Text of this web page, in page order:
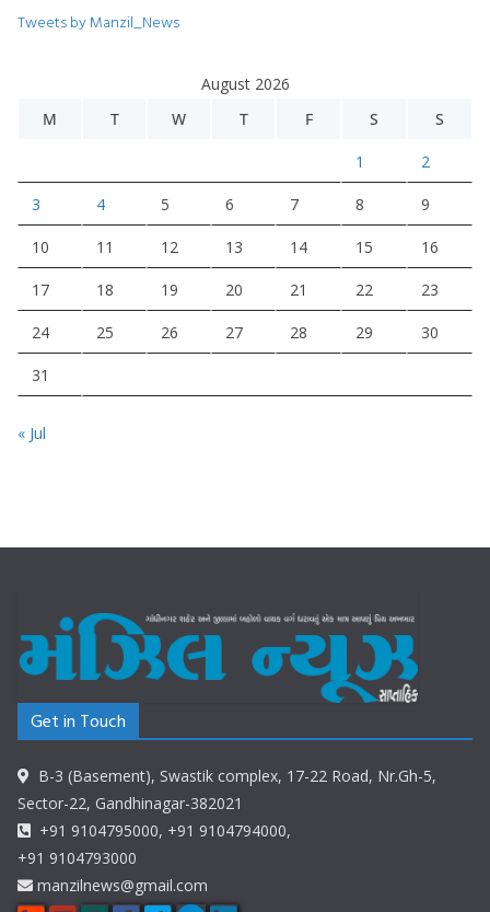
Tweets by Manzil_News
August 2026
M
T W T F S S
1 2
3 4 5 6 7 8 9
10 11 12 13 14 15 16
17 18 19 20 21 22 23
24 25 26 27 28 29 30
31
« Jul
Get in Touch
B-3 (Basement), Swastik complex, 17-22 Road, Nr.Gh-5,
Sector-22, Gandhinagar-382021
+91 9104795000, +91 9104794000,
+91 9104793000
manzilnews@gmail.com